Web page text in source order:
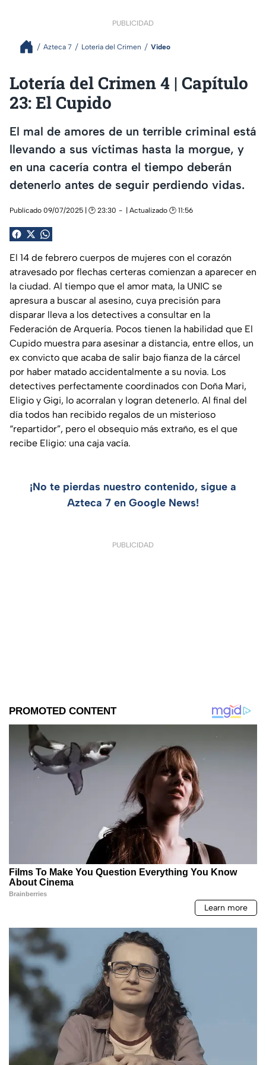
PUBLICIDAD
Azteca 7 Lotería del Crimen Video
Lotería del Crimen 4 | Capítulo
23: El Cupido
El mal de amores de un terrible criminal está
llevando a sus víctimas hasta la morgue, y
en una cacería contra el tiempo deberán
detenerlo antes de seguir perdiendo vidas.
Publicado 09/07/2025 | 🕑 23:30 | Actualizado 🕑 11:56
El 14 de febrero cuerpos de mujeres con el corazón
atravesado por flechas certeras comienzan a aparecer en
la ciudad. Al tiempo que el amor mata, la UNIC se
apresura a buscar al asesino, cuya precisión para
disparar lleva a los detectives a consultar en la
Federación de Arquería. Pocos tienen la habilidad que El
Cupido muestra para asesinar a distancia, entre ellos, un
ex convicto que acaba de salir bajo fianza de la cárcel
por haber matado accidentalmente a su novia. Los
detectives perfectamente coordinados con Doña Mari,
Eligio y Gigi, lo acorralan y logran detenerlo. Al final del
día todos han recibido regalos de un misterioso
“repartidor”, pero el obsequio más extraño, es el que
recibe Eligio: una caja vacía.
¡No te pierdas nuestro contenido, sigue a
Azteca 7 en Google News!
PUBLICIDAD